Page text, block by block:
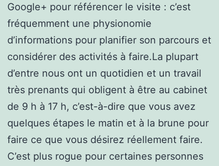
Google+ pour référencer le visite : c’est
fréquemment une physionomie
d’informations pour planifier son parcours et
considérer des activités à faire.La plupart
d’entre nous ont un quotidien et un travail
très prenants qui obligent à être au cabinet
de 9 h à 17 h, c’est-à-dire que vous avez
quelques étapes le matin et à la brune pour
faire ce que vous désirez réellement faire.
C’est plus rogue pour certaines personnes